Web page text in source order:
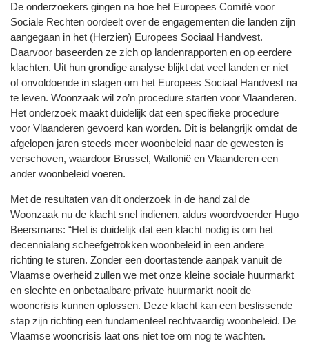
De onderzoekers gingen na hoe het Europees Comité voor
Sociale Rechten oordeelt over de engagementen die landen zijn
aangegaan in het (Herzien) Europees Sociaal Handvest.
Daarvoor baseerden ze zich op landenrapporten en op eerdere
klachten. Uit hun grondige analyse blijkt dat veel landen er niet
of onvoldoende in slagen om het Europees Sociaal Handvest na
te leven. Woonzaak wil zo’n procedure starten voor Vlaanderen.
Het onderzoek maakt duidelijk dat een specifieke procedure
voor Vlaanderen gevoerd kan worden. Dit is belangrijk omdat de
afgelopen jaren steeds meer woonbeleid naar de gewesten is
verschoven, waardoor Brussel, Wallonië en Vlaanderen een
ander woonbeleid voeren.
Met de resultaten van dit onderzoek in de hand zal de
Woonzaak nu de klacht snel indienen, aldus woordvoerder Hugo
Beersmans: “Het is duidelijk dat een klacht nodig is om het
decennialang scheefgetrokken woonbeleid in een andere
richting te sturen. Zonder een doortastende aanpak vanuit de
Vlaamse overheid zullen we met onze kleine sociale huurmarkt
en slechte en onbetaalbare private huurmarkt nooit de
wooncrisis kunnen oplossen. Deze klacht kan een beslissende
stap zijn richting een fundamenteel rechtvaardig woonbeleid. De
Vlaamse wooncrisis laat ons niet toe om nog te wachten.